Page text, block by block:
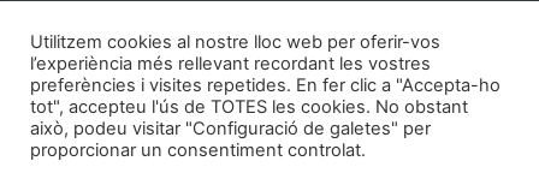
Utilitzem cookies al nostre lloc web per oferir-vos
l’experiència més rellevant recordant les vostres
preferències i visites repetides. En fer clic a "Accepta-ho
tot", accepteu l'ús de TOTES les cookies. No obstant
això, podeu visitar "Configuració de galetes" per
proporcionar un consentiment controlat.